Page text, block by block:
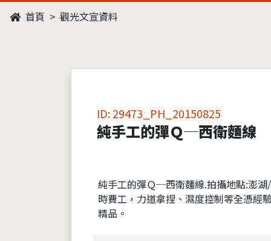
首頁 觀光文宣資料
ID: 29473_PH_20150825
純手工的彈Ｑ─西衛麵線
純手工的彈Ｑ─西衛麵線.拍攝地點:澎
時費工，力道拿捏、濕度控制等全憑經
精品。